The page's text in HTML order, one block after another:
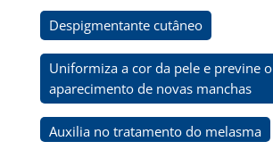
Despigmentante cutâneo
Uniformiza a cor da pele e previne o
aparecimento de novas manchas
Auxilia no tratamento do melasma